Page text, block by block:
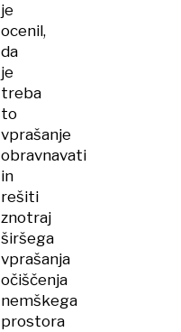
je
ocenil,
da
je
treba
to
vprašanje
obravnavati
in
rešiti
znotraj
širšega
vprašanja
očiščenja
nemškega
prostora